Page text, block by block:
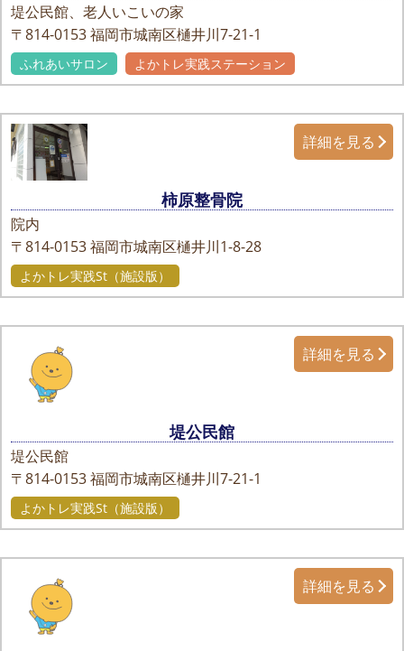
堤公民館、老人いこいの家
〒814-0153福岡市城南区樋井川7-21-1
ふれあいサロン よかトレ実践ステーション
柿原整骨院
院内
〒814-0153福岡市城南区樋井川1-8-28
詳細を見る
よかトレ実践St（施設版）
堤公民館
堤公民館
〒814-0153福岡市城南区樋井川7-21-1
詳細を見る
よかトレ実践St（施設版）
詳細を見る